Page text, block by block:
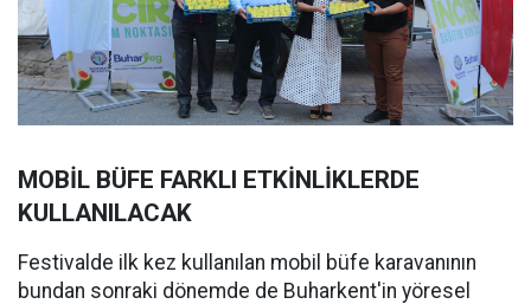
MOBİL BÜFE FARKLI ETKİNLİKLERDE
KULLANILACAK
Festivalde ilk kez kullanılan mobil büfe karavanının
bundan sonraki dönemde de Buharkent'in yöresel